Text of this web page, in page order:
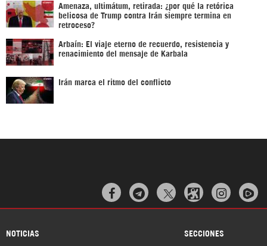
Amenaza, ultimátum, retirada: ¿por qué la retórica
belicosa de Trump contra Irán siempre termina en
retroceso?
Arbaín: El viaje eterno de recuerdo, resistencia y
renacimiento del mensaje de Karbala
Irán marca el ritmo del conflicto
  
NOTICIAS SECCIONES